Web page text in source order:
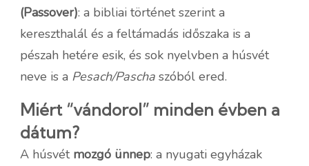
(Passover): a bibliai történet szerint a
kereszthalál és a feltámadás időszaka is a
pészah hetére esik, és sok nyelvben a húsvét
neve is a Pesach/Pascha szóból ered.
Miért “vándorol” minden évben a
dátum?
A húsvét mozgó ünnep: a nyugati egyházak